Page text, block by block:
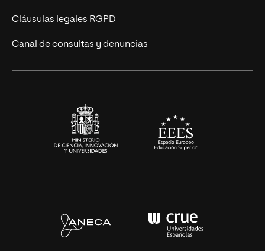
UNIR Revista
Eventos
Cláusulas legales RGPD
Canal de consultas y denuncias